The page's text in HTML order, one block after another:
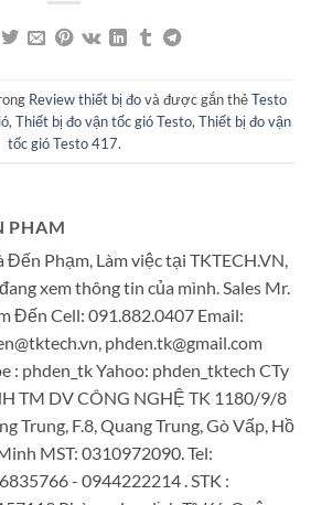
Review thiết bị đovà được gắn thẻTesto
, Thiết bị đo vận tốc gió Testo, Thiết bị đo vận
tốc gió Testo 417.
PHAM
Đến Phạm, Làm việc tại TKTECH.VN,
xem thông tin của mình. Sales Mr.
Đến Cell: 091.882.0407 Email:
phden.tk@gmail.com
: phden_tk Yahoo: phden_tktech CTy
TM DV CÔNG NGHỆ TK 1180/9/8
Trung, F.8, Quang Trung, Gò Vấp, Hồ
MST: 0310972090. Tel:
- 0944222214 . STK :